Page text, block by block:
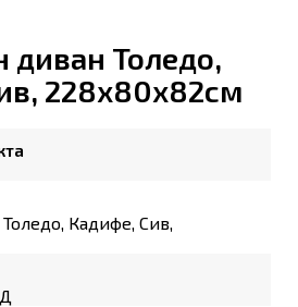
диван Толедо,
228х80х82см
Кадифе, Сив,